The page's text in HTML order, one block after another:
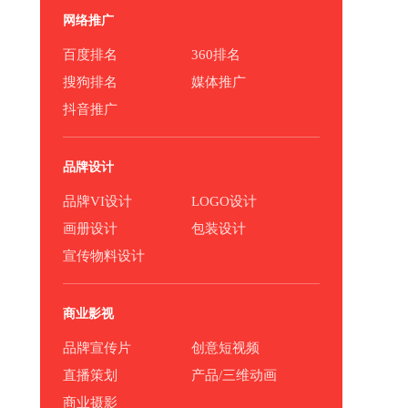
网络推广
百度排名
360排名
搜狗排名
媒体推广
抖音推广
品牌设计
品牌VI设计
LOGO设计
画册设计
包装设计
宣传物料设计
商业影视
品牌宣传片
创意短视频
直播策划
产品/三维动画
商业摄影